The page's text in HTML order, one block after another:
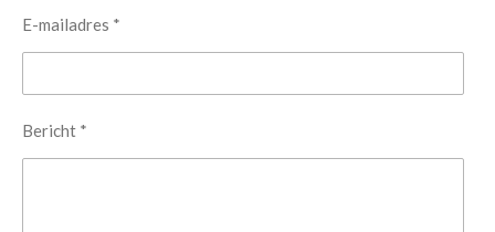
E-mailadres *
Bericht *